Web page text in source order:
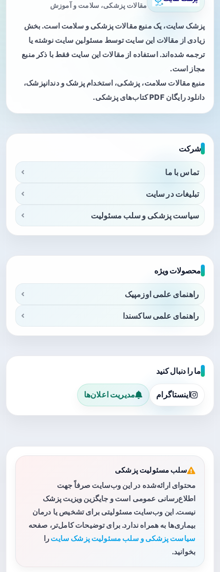
مقالات پزشکی، سلامت و آموزش
پزشک سایت، یک منبع مقالات پزشکی و سلامت است. بخش
زیادی از مقالات این سایت توسط مسئولین سایت نوشته یا
ترجمه شده‌اند. استفاده از مقالات این سایت فقط با ذکر منبع
مجاز است.
منبع مقالات سلامت، پزشکی، استخدام پزشک و دندانپزشک،
دانلود رایگان PDF کتاب‌های پزشکی.
شرکت
تماس با ما
تبلیغات در سایت
سیاست پزشکی و سلب مسئولیت
محصولات ویژه
راهنمای علمی اوزمپیک
راهنمای علمی ساکسندا
ما را دنبال کنید
اینستاگرام مدیریت اعلان‌ها
سلب مسئولیت پزشکی
محتوای ارائه‌شده در این وب‌سایت صرفاً جهت
اطلاع‌رسانی عمومی است و جایگزین ویزیت پزشک
نیست. این وب‌سایت مسئولیتی برای تشخیص یا درمان
بیماری‌ها به همراه ندارد. برای توضیحات کامل‌تر، صفحه
سیاست پزشکی و سلب مسئولیت پزشک سایت را
بخوانید.